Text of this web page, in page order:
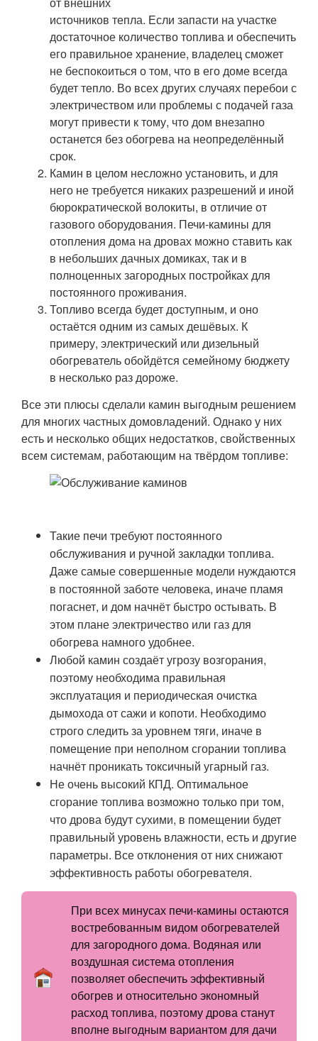
источников тепла. Если запасти на участке
достаточное количество топлива и обеспечить
его правильное хранение, владелец сможет
не беспокоиться о том, что в его доме всегда
будет тепло. Во всех других случаях перебои с
электричеством или проблемы с подачей газа
могут привести к тому, что дом внезапно
останется без обогрева на неопределённый
срок.
Камин в целом несложно установить, и для
него не требуется никаких разрешений и иной
бюрократической волокиты, в отличие от
газового оборудования. Печи-камины для
отопления дома на дровах можно ставить как
в небольших дачных домиках, так и в
полноценных загородных постройках для
постоянного проживания.
Топливо всегда будет доступным, и оно
остаётся одним из самых дешёвых. К
примеру, электрический или дизельный
обогреватель обойдётся семейному бюджету
в несколько раз дороже.
Все эти плюсы сделали камин выгодным решением
для многих частных домовладений. Однако у них
есть и несколько общих недостатков, свойственных
всем системам, работающим на твёрдом топливе:
Такие печи требуют постоянного
обслуживания и ручной закладки топлива.
Даже самые совершенные модели нуждаются
в постоянной заботе человека, иначе пламя
погаснет, и дом начнёт быстро остывать. В
этом плане электричество или газ для
обогрева намного удобнее.
Любой камин создаёт угрозу возгорания,
поэтому необходима правильная
эксплуатация и периодическая очистка
дымохода от сажи и копоти. Необходимо
строго следить за уровнем тяги, иначе в
помещение при неполном сгорании топлива
начнёт проникать токсичный угарный газ.
Не очень высокий КПД. Оптимальное
сгорание топлива возможно только при том,
что дрова будут сухими, в помещении будет
правильный уровень влажности, есть и другие
параметры. Все отклонения от них снижают
эффективность работы обогревателя.
При всех минусах печи-камины остаются
востребованным видом обогревателей
для загородного дома. Водяная или
воздушная система отопления
позволяет обеспечить эффективный
обогрев и относительно экономный
расход топлива, поэтому дрова станут
вполне выгодным вариантом для дачи